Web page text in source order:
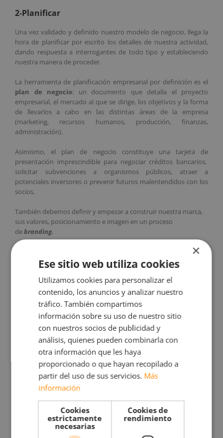
2-Planificar
Una vez validado y definido nuestro modelo de negocio, llega la
hora de planificar por escrito los detalles de nuestra actividad,
dando respuesta a interrogantes de todo tipo y estableciendo
nuestra manera de proceder.
La herramienta de planificación empresarial por definición es el
plan de negocio: un documento que detalla el proyecto
empresarial, el mercado al que se dirige, los objetivos y la forma
de llevarlos a cabo en las distintas áreas de la empresa
(marketing, recursos humanos, producción, finanzas,
administración).
Asimismo, el plan de negocio constituye una tarjeta de
presentación imprescindible para negociar créditos bancarios,
solicitar subvenciones a organismos públicos, atraer a
potenciales inversores o prevenir futuros malentendidos con los
socios.
También debemos definir y empezar a construir nuestra marca,
sus valores, posicionamiento e imagen en un proceso
debranding.
clientes no van a llegar espontáneamente y es en los primeros
tiempos de la empresa cuando hay que volcarse en darla a
conocer de la forma más amplia y por supuesto más eficaz
Que una empresa despegue dependerá en buena parte de
nuestra actitud comercial, de nuestra habilidad para convencer,
ilusionar y generar confianza.
4-Gestión de los Socios y del Equipo
Nuestros colaboradores son los mayores responsables de la
calidad del servicio al cliente. Lograr un buen ambiente de
trabajo, la motivación, satisfacción laboral y el compromiso
de nuestro equipo es una tarea ardua, pero imprescindible para
×
Ese sitio web utiliza cookies
Utilizamos cookies para personalizar el
contenido, los anuncios y analizar nuestro
tráfico. También compartimos
información sobre su uso de nuestro sitio
con nuestros socios de publicidad y
análisis, quienes pueden combinarla con
otra información que les haya
proporcionado o que hayan recopilado a
partir del uso de sus servicios. Más
información
Cookies
estrictamente
necesarias
Cookies de
rendimiento